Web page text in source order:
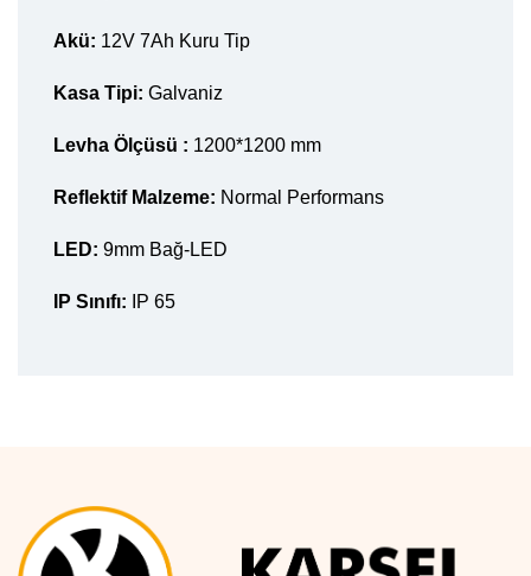
Akü: 12V 7Ah Kuru Tip
Kasa Tipi: Galvaniz
Levha Ölçüsü : 1200*1200 mm
Reflektif Malzeme: Normal Performans
LED: 9mm Bağ-LED
IP Sınıfı: IP 65